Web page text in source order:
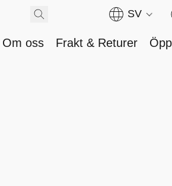
SV
Om oss Frakt & Returer